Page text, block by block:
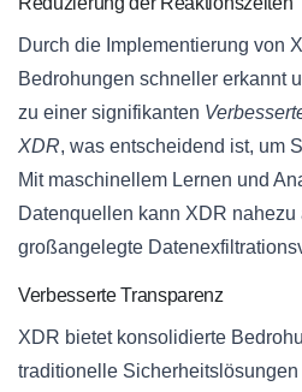
Durch die Implementierung von
Bedrohungen schneller erkannt
zu einer signifikanten
XDR, was entscheidend ist, um
Mit maschinellem Lernen und
Datenquellen kann XDR
großangelegte
Verbesserte Transparenz
XDR bietet konsolidierte
traditionelle